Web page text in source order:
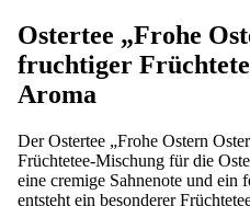
Ostertee „Frohe
fruchtiger
Aroma
Der Ostertee „Frohe Ostern
Früchtetee-Mischung für die
eine cremige Sahnenote und
entsteht ein besonderer